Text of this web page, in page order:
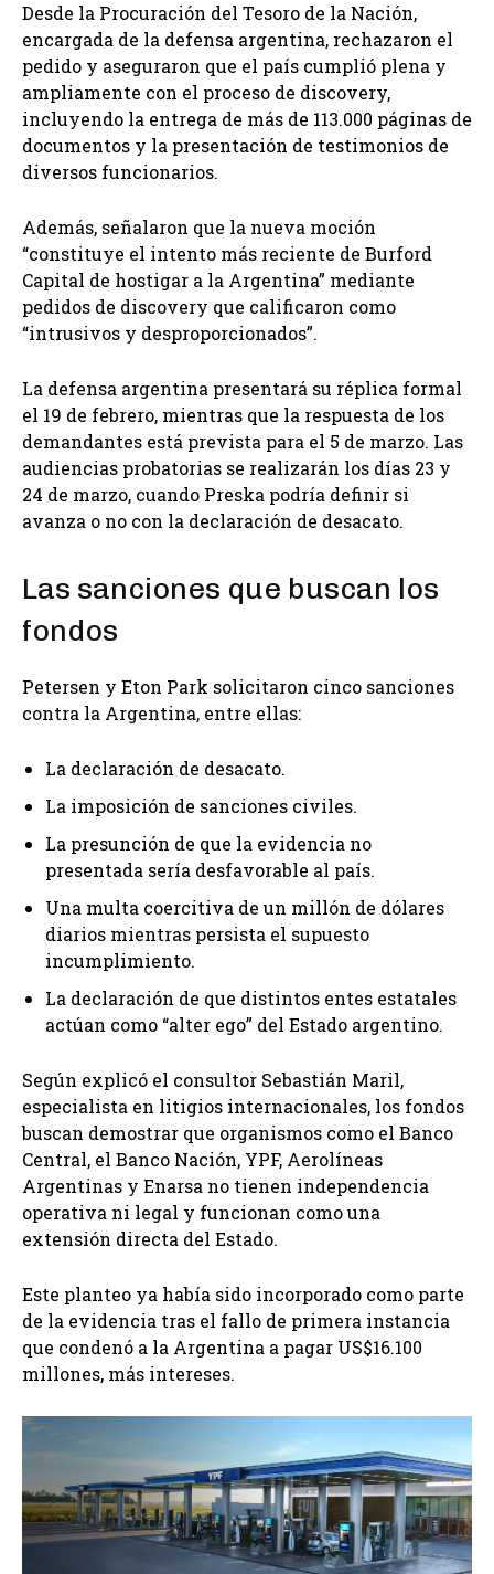
Desde la Procuración del Tesoro de la Nación,
encargada de la defensa argentina, rechazaron el
pedido y aseguraron que el país cumplió plena y
ampliamente con el proceso de discovery,
incluyendo la entrega de más de 113.000 páginas de
documentos y la presentación de testimonios de
diversos funcionarios.
Además, señalaron que la nueva moción
“constituye el intento más reciente de Burford
Capital de hostigar a la Argentina” mediante
pedidos de discovery que calificaron como
“intrusivos y desproporcionados”.
La defensa argentina presentará su réplica formal
el 19 de febrero, mientras que la respuesta de los
demandantes está prevista para el 5 de marzo. Las
audiencias probatorias se realizarán los días 23 y
24 de marzo, cuando Preska podría definir si
avanza o no con la declaración de desacato.
Las sanciones que buscan los
fondos
Petersen y Eton Park solicitaron cinco sanciones
contra la Argentina, entre ellas:
La declaración de desacato.
La imposición de sanciones civiles.
La presunción de que la evidencia no
presentada sería desfavorable al país.
Una multa coercitiva de un millón de dólares
diarios mientras persista el supuesto
incumplimiento.
La declaración de que distintos entes estatales
actúan como “alter ego” del Estado argentino.
Según explicó el consultor Sebastián Maril,
especialista en litigios internacionales, los fondos
buscan demostrar que organismos como el Banco
Central, el Banco Nación, YPF, Aerolíneas
Argentinas y Enarsa no tienen independencia
operativa ni legal y funcionan como una
extensión directa del Estado.
Este planteo ya había sido incorporado como parte
de la evidencia tras el fallo de primera instancia
que condenó a la Argentina a pagar US$16.100
millones, más intereses.